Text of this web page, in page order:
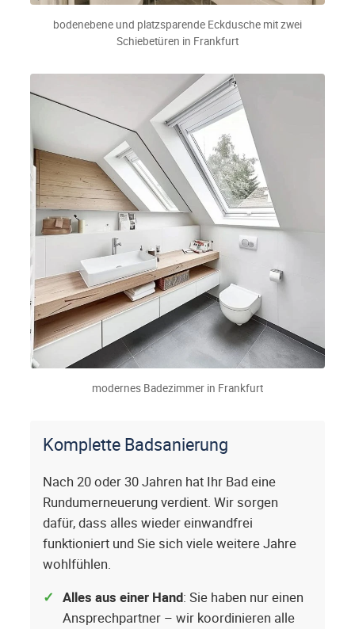
bodenebene und platzsparende Eckdusche mit zwei
Schiebetüren in Frankfurt
modernes Badezimmer in Frankfurt
Komplette Badsanierung
Nach 20 oder 30 Jahren hat Ihr Bad eine
Rundumerneuerung verdient. Wir sorgen
dafür, dass alles wieder einwandfrei
funktioniert und Sie sich viele weitere Jahre
wohlfühlen.
Alles aus einer Hand: Sie haben nur einen
Ansprechpartner – wir koordinieren alle